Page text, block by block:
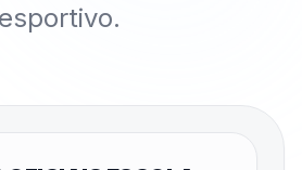
esportivo.